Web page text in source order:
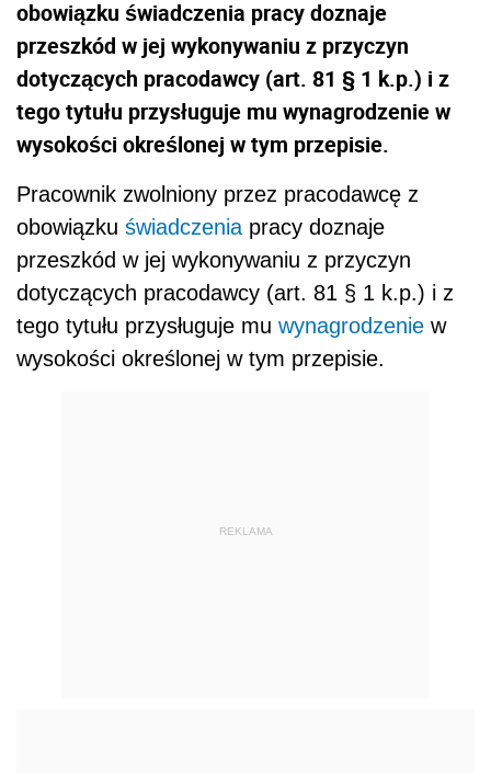
obowiązku świadczenia pracy doznaje
przeszkód w jej wykonywaniu z przyczyn
dotyczących pracodawcy (art. 81 § 1 k.p.) i z
tego tytułu przysługuje mu wynagrodzenie w
wysokości określonej w tym przepisie.
Pracownik zwolniony przez pracodawcę z
obowiązku świadczenia pracy doznaje
przeszkód w jej wykonywaniu z przyczyn
dotyczących pracodawcy (art. 81 § 1 k.p.) i z
tego tytułu przysługuje mu wynagrodzenie w
wysokości określonej w tym przepisie.
REKLAMA